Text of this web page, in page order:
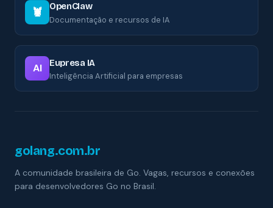
🦞 OpenClaw
Documentação e recursos de IA
AI Eupresa IA
Inteligência Artificial para empresas
golang.com.br
A comunidade brasileira de Go. Vagas, recursos e conexões
para desenvolvedores Go no Brasil.